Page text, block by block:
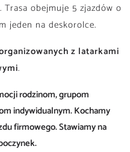
obejmuje 5 zjazdów o
jeden na deskorolce.
z latarkami
.
rodzinom, grupom
indywidualnym. Kochamy
firmowego. Stawiamy na